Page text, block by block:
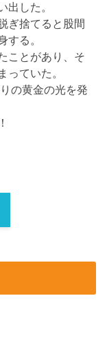
出した。
ぎ捨てると股間
する。
ことがあり、そ
っていた。
の黄金の光を発